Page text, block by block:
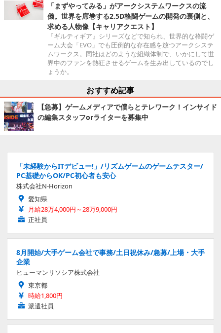
「まずやってみる」がアークシステムワークスの流
儀。世界を席巻する2.5D格闘ゲームの開発の裏側と、
求める人物像【キャリアクエスト】
『ギルティギア』シリーズなどで知られ、世界的な格闘ゲ
ーム大会「EVO」でも圧倒的な存在感を放つアークシステ
ムワークス。同社はどのような組織体制で、いかにして世
界中のファンを熱狂させるゲームを生み出しているのでし
ょうか。
おすすめ記事
【急募】ゲームメディアで僕らとテレワーク！インサイド
の編集スタッフorライターを募集中
「未経験からITデビュー!」/リズムゲームのゲームテスター/
PC基礎からOK/PC初心者も安心
株式会社N-Horizon
愛知県
月給28万4,000円～28万9,000円
正社員
8月開始/大手ゲーム会社で事務/土日祝休み/急募/上場・大手
企業
ヒューマンリソシア株式会社
東京都
時給1,800円
派遣社員